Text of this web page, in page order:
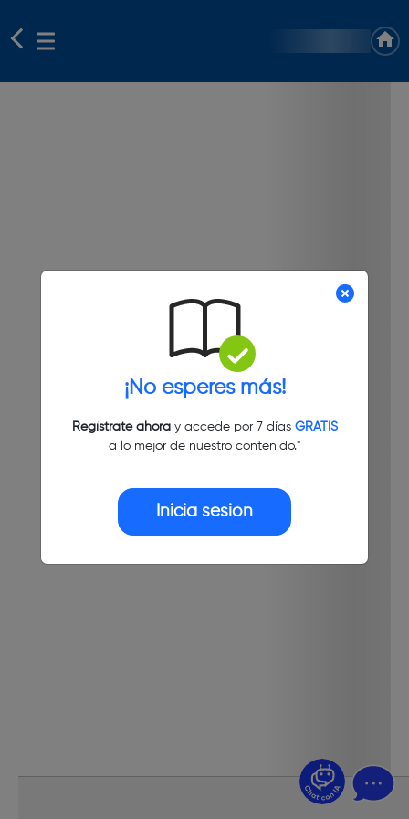
¡No esperes más!
Regístrate ahoray accede por 7 días GRATIS
a lo mejor de nuestro contenido."
Inicia sesión